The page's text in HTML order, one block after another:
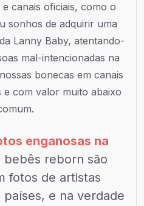
canais oficiais, como o
sonhos de adquirir uma
Lanny Baby, atentando-
mal-intencionadas na
bonecas em canais
e com valor muito abaixo
enganosas na
bebês reborn são
fotos de artistas
e na verdade